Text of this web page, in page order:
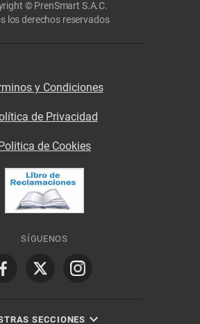
© PrenSmart S.A.C.
los derechos reservados
y Condiciones
de Privacidad
de Cookies
SÍGUENOS
SECCIONES